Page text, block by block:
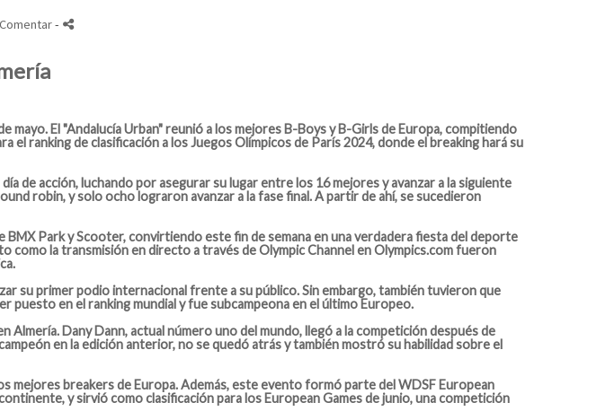
-
mayo. El "Andalucía Urban" reunió a los mejores B-Boys y B-Girls de Europa, compitiendo
ranking de clasificación a los Juegos Olímpicos de París 2024, donde el breaking hará su
de acción, luchando por asegurar su lugar entre los 16 mejores y avanzar a la siguiente
robin, y solo ocho lograron avanzar a la fase final. A partir de ahí, se sucedieron
Park y Scooter, convirtiendo este fin de semana en una verdadera fiesta del deporte
como la transmisión en directo a través de Olympic Channel en Olympics.com fueron
su primer podio internacional frente a su público. Sin embargo, también tuvieron que
en el ranking mundial y fue subcampeona en el último Europeo.
Dany Dann, actual número uno del mundo, llegó a la competición después de
en la edición anterior, no se quedó atrás y también mostró su habilidad sobre el
mejores breakers de Europa. Además, este evento formó parte del WDSF European
y sirvió como clasificación para los European Games de junio, una competición